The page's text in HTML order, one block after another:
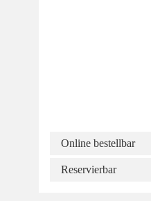
Online bestellbar
Reservierbar